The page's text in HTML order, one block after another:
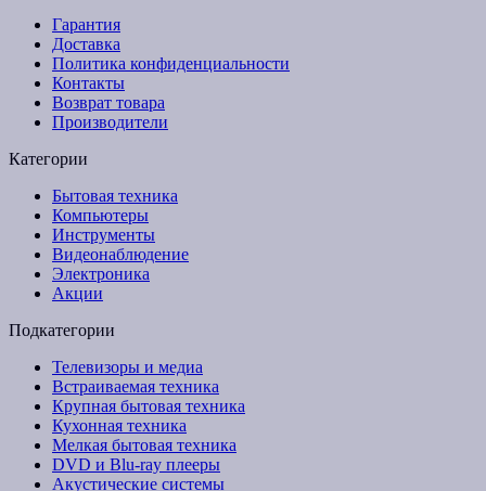
Гарантия
Доставка
Политика конфиденциальности
Контакты
Возврат товара
Производители
Категории
Бытовая техника
Компьютеры
Инструменты
Видеонаблюдение
Электроника
Акции
Подкатегории
Телевизоры и медиа
Встраиваемая техника
Крупная бытовая техника
Кухонная техника
Мелкая бытовая техника
DVD и Blu-ray плееры
Акустические системы